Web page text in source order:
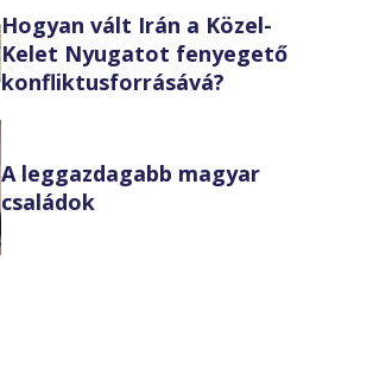
Hogyan vált Irán a Közel-
Kelet Nyugatot fenyegető
konfliktusforrásává?
A leggazdagabb magyar
családok